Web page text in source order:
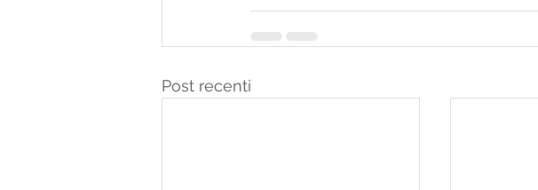
Post recenti